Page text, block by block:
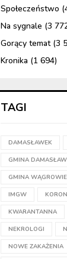
Społeczeństwo
Na sygnale (3
Gorący temat(3
Kronika (1 694)
TAGI
DAMASŁAWEK
GMINA
GMINA
IMGW
KWARANTANNA
NEKROLOGI
NOWE ZAKAŻENIA